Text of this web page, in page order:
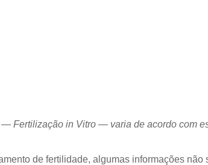
Fertilização in Vitro — varia de acordo com
de fertilidade, algumas informações